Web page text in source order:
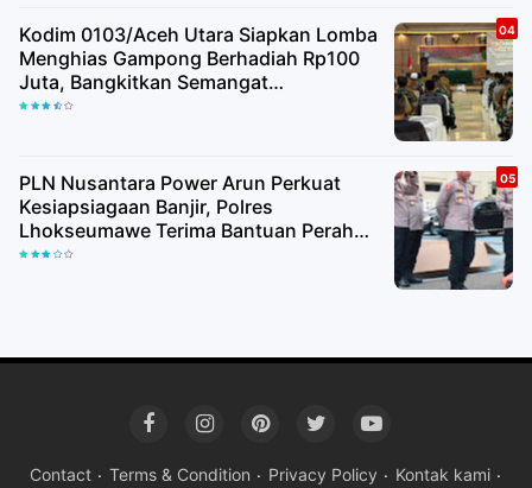
Kodim 0103/Aceh Utara Siapkan Lomba
Menghias Gampong Berhadiah Rp100
Juta, Bangkitkan Semangat
Kemerdekaan hingga Pelosok Desa
PLN Nusantara Power Arun Perkuat
Kesiapsiagaan Banjir, Polres
Lhokseumawe Terima Bantuan Perahu
Karet
Contact Terms & Condition Privacy Policy Kontak kami